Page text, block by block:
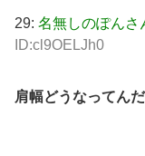
29: 名無しのぽんさ
ID:cl9OELJh0
肩幅どうなってん